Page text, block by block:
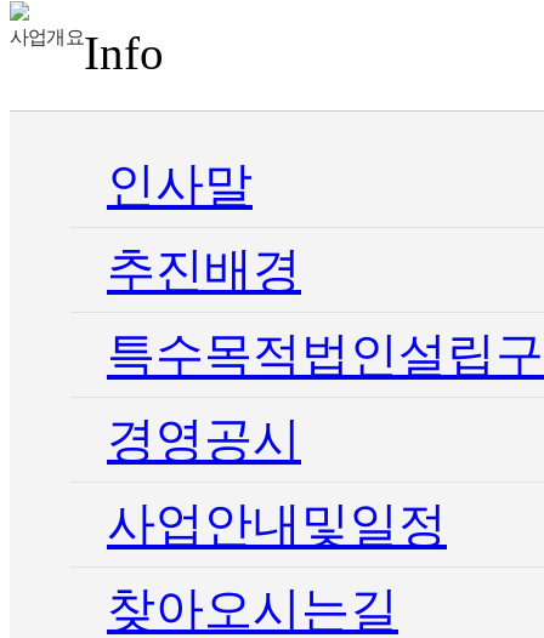
사업개요Info
인사말
추진배경
특수목적법인설립
경영공시
사업안내및일정
찾아오시는길